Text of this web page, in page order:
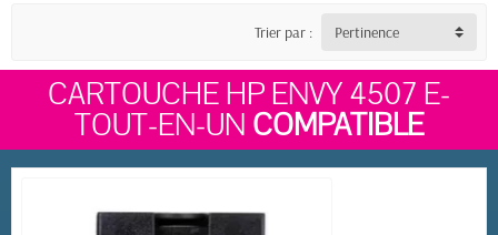
Trier par : Pertinence
CARTOUCHE HP ENVY 4507 E-
TOUT-EN-UN COMPATIBLE